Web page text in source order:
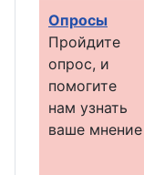
Опросы
Пройдите
опрос, и
помогите
нам узнать
ваше мнение